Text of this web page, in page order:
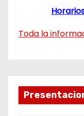
Toda la